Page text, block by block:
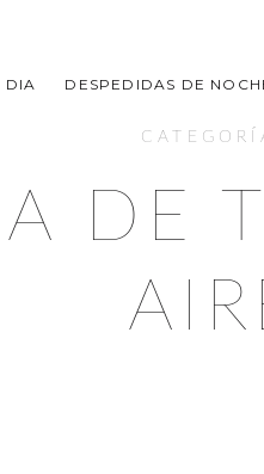
DIA DESPEDIDAS DE
DE